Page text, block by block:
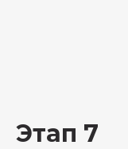
Этап 7